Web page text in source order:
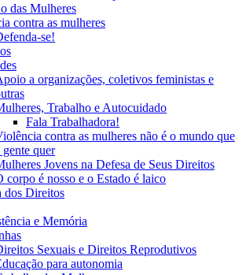
das Mulheres
contra as mulheres
se!
a organizações, coletivos feministas e
Trabalho e Autocuidado
Fala Trabalhadora!
contra as mulheres não é o mundo que
gente quer
Jovens na Defesa de Seus Direitos
corpo é nosso e o Estado é laico
dos Direitos
e Memória
Sexuais e Direitos Reprodutivos
para autonomia